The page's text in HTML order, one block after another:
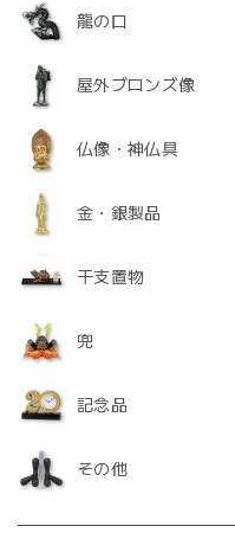
龍の口
屋外ブロンズ像
仏像・神仏具
金・銀製品
干支置物
兜
記念品
その他